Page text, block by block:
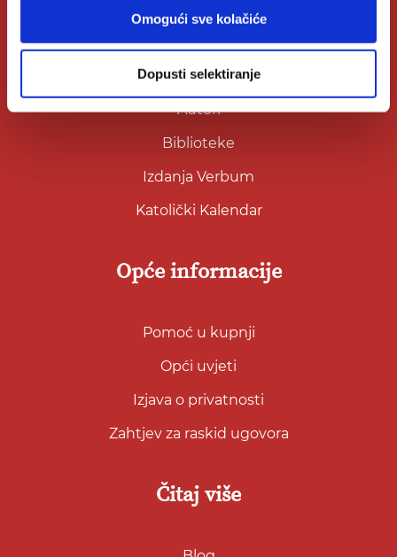
Omogući sve kolačiće
Dopusti selektiranje
Korisni linkovi
Nakladnici
Autori
Biblioteke
Izdanja Verbum
Katolički Kalendar
Opće informacije
Pomoć u kupnji
Opći uvjeti
Izjava o privatnosti
Zahtjev za raskid ugovora
Čitaj više